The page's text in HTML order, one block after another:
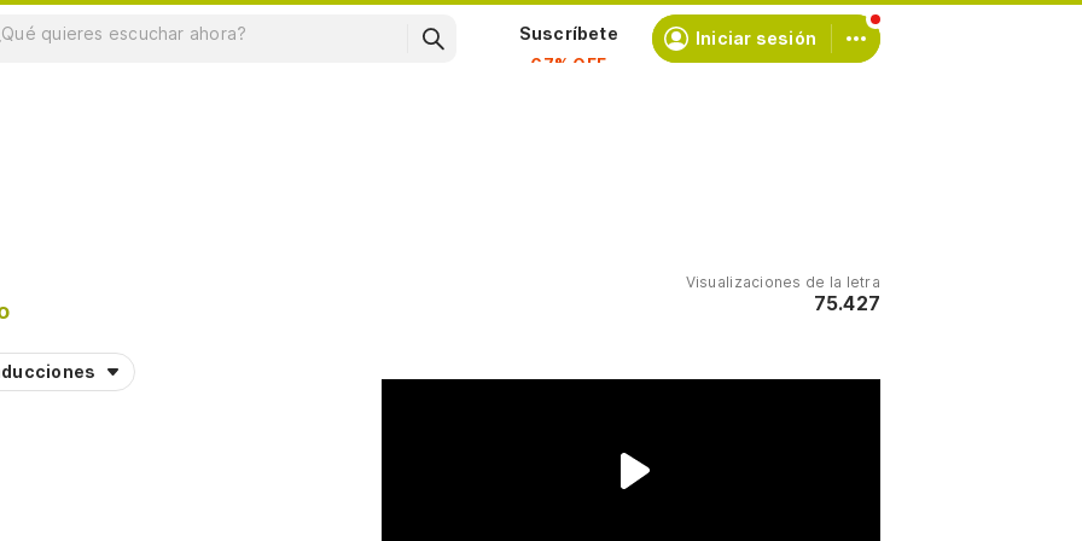
Suscríbete Iniciar sesión
Visualizaciones de la letra
75.427